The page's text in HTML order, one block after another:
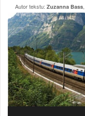
Autor tekstu: Zuzanna Bass